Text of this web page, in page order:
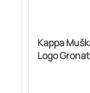
Kappa
Logo